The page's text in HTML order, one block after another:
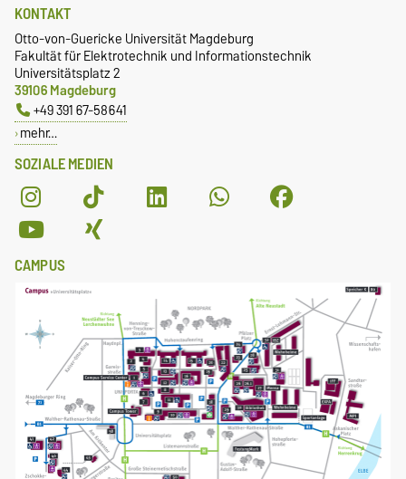
SOZIALE MEDIEN
KONTAKT
Otto-von-Guericke Universität Magdeburg
Fakultät für Elektrotechnik und Informationstechnik
Universitätsplatz 2
39106 Magdeburg
+49 391 67-58641
mehr…
CAMPUS